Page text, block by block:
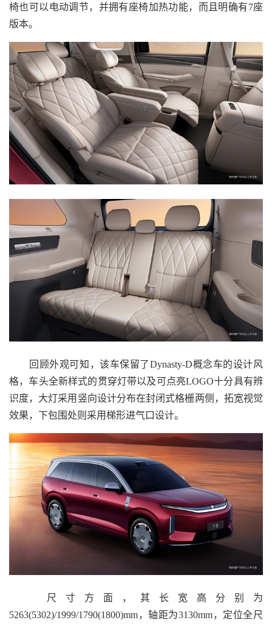
椅也可以电动调节，并拥有座椅加热功能，而且明确有7座
版本。
回顾外观可知，该车保留了Dynasty-D概念车的设计风
格，车头全新样式的贯穿灯带以及可点亮LOGO十分具有辨
识度，大灯采用竖向设计分布在封闭式格栅两侧，拓宽视觉
效果，下包围处则采用梯形进气口设计。
尺寸方面，其长宽高分别为
5263(5302)/1999/1790(1800)mm，轴距为3130mm，定位全尺